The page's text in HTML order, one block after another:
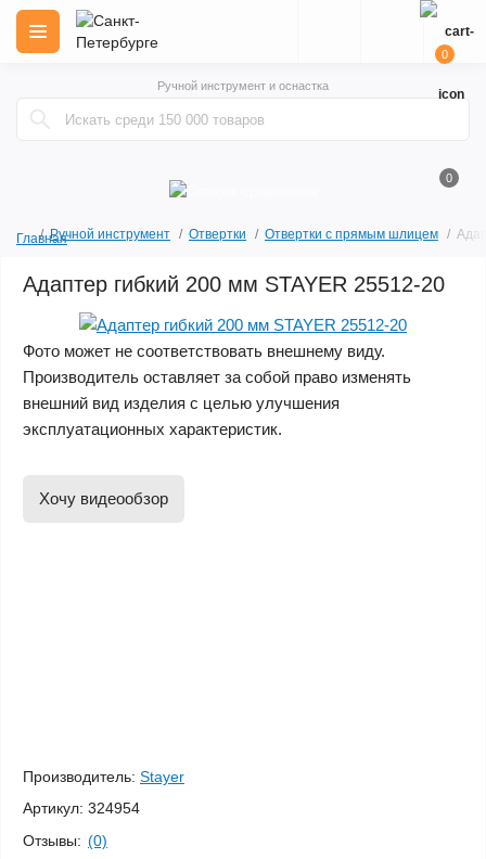
Ручной инструмент и оснастка
0
0
ГлавнаяРучной инструмент Отвертки Отвертки с прямым шлицем
Адаптер гибкий 200 мм STAYER 25512-20
Фото может не соответствовать внешнему виду.
Производитель оставляет за собой право изменять
внешний вид изделия с целью улучшения
эксплуатационных характеристик.
Хочу видеообзор
Производитель: Stayer
Артикул: 324954
Отзывы: (0)